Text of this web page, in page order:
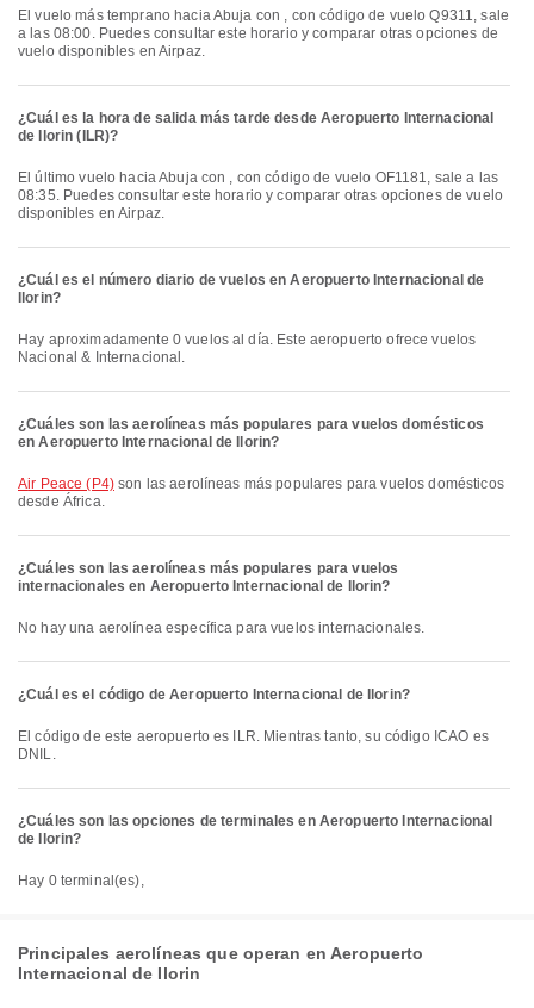
El vuelo más temprano hacia Abuja con , con código de vuelo Q9311, sale
a las 08:00. Puedes consultar este horario y comparar otras opciones de
vuelo disponibles en Airpaz.
¿Cuál es la hora de salida más tarde desde Aeropuerto Internacional
de Ilorin (ILR)?
El último vuelo hacia Abuja con , con código de vuelo OF1181, sale a las
08:35. Puedes consultar este horario y comparar otras opciones de vuelo
disponibles en Airpaz.
¿Cuál es el número diario de vuelos en Aeropuerto Internacional de
Ilorin?
Hay aproximadamente 0 vuelos al día. Este aeropuerto ofrece vuelos
Nacional & Internacional.
¿Cuáles son las aerolíneas más populares para vuelos domésticos
en Aeropuerto Internacional de Ilorin?
Air Peace (P4)son las aerolíneas más populares para vuelos domésticos
desde África.
¿Cuáles son las aerolíneas más populares para vuelos
internacionales en Aeropuerto Internacional de Ilorin?
No hay una aerolínea específica para vuelos internacionales.
¿Cuál es el código de Aeropuerto Internacional de Ilorin?
El código de este aeropuerto es ILR. Mientras tanto, su código ICAO es
DNIL.
¿Cuáles son las opciones de terminales en Aeropuerto Internacional
de Ilorin?
Hay 0 terminal(es),
Principales aerolíneas que operan en Aeropuerto
Internacional de Ilorin